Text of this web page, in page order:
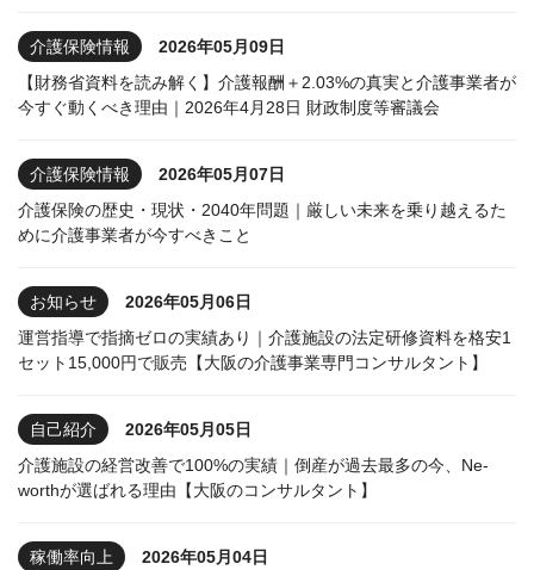
介護保険情報
2026年05月09日
【財務省資料を読み解く】介護報酬＋2.03%の真実と介護事業者が
今すぐ動くべき理由｜2026年4月28日 財政制度等審議会
介護保険情報
2026年05月07日
介護保険の歴史・現状・2040年問題｜厳しい未来を乗り越えるた
めに介護事業者が今すべきこと
お知らせ
2026年05月06日
運営指導で指摘ゼロの実績あり｜介護施設の法定研修資料を格安1
セット15,000円で販売【大阪の介護事業専門コンサルタント】
自己紹介
2026年05月05日
介護施設の経営改善で100%の実績｜倒産が過去最多の今、Ne-
worthが選ばれる理由【大阪のコンサルタント】
稼働率向上
2026年05月04日